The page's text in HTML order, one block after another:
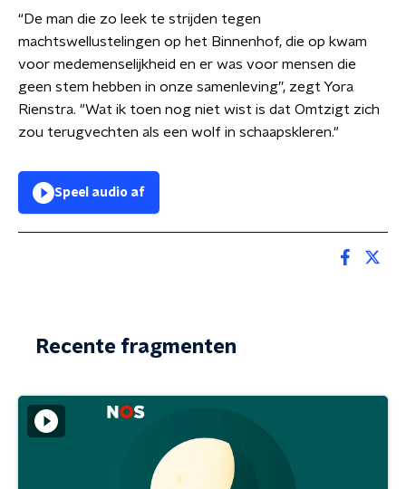
“De man die zo leek te strijden tegen
machtswellustelingen op het Binnenhof, die op kwam
voor medemenselijkheid en er was voor mensen die
geen stem hebben in onze samenleving”, zegt Yora
Rienstra. "Wat ik toen nog niet wist is dat Omtzigt zich
zou terugvechten als een wolf in schaapskleren."
Speel audio af
Recente fragmenten